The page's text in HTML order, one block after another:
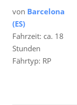
von Barcelona
(ES)
Fahrzeit: ca. 18
Stunden
Fährtyp: RP